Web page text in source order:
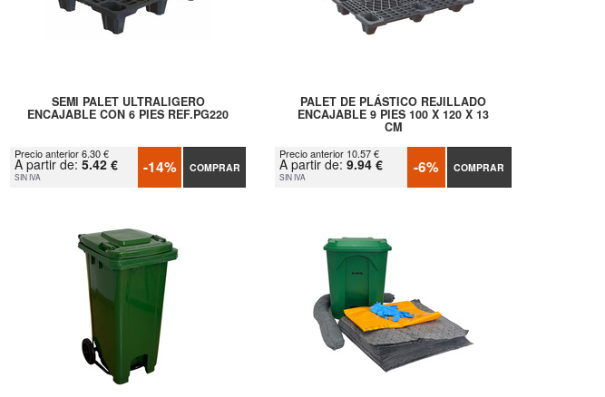
SEMI PALET ULTRALIGERO
ENCAJABLE CON 6 PIES REF.PG220
Precio anterior 6.30 €
A partir de: 5.42 €
SIN IVA -14% COMPRAR
PALET DE PLÁSTICO REJILLADO
ENCAJABLE 9 PIES 100 X 120 X 13
CM
Precio anterior 10.57 €
A partir de:9.94 €
SIN IVA -6% COMPRAR